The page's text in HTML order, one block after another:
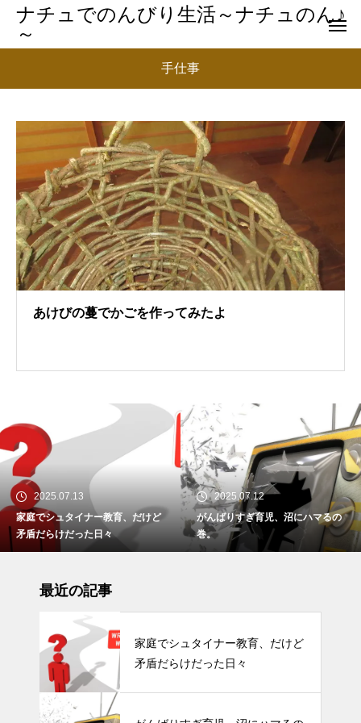
ナチュでのんびり生活～ナチュのん♪
～
手仕事
あけびの蔓でかごを作ってみたよ
2025.07.13
家庭でシュタイナー教育、だけど
矛盾だらけだった日々
2025.07.12
がんばりすぎ育児、沼にハマるの
巻。
最近の記事
家庭でシュタイナー教育、だけど
矛盾だらけだった日々